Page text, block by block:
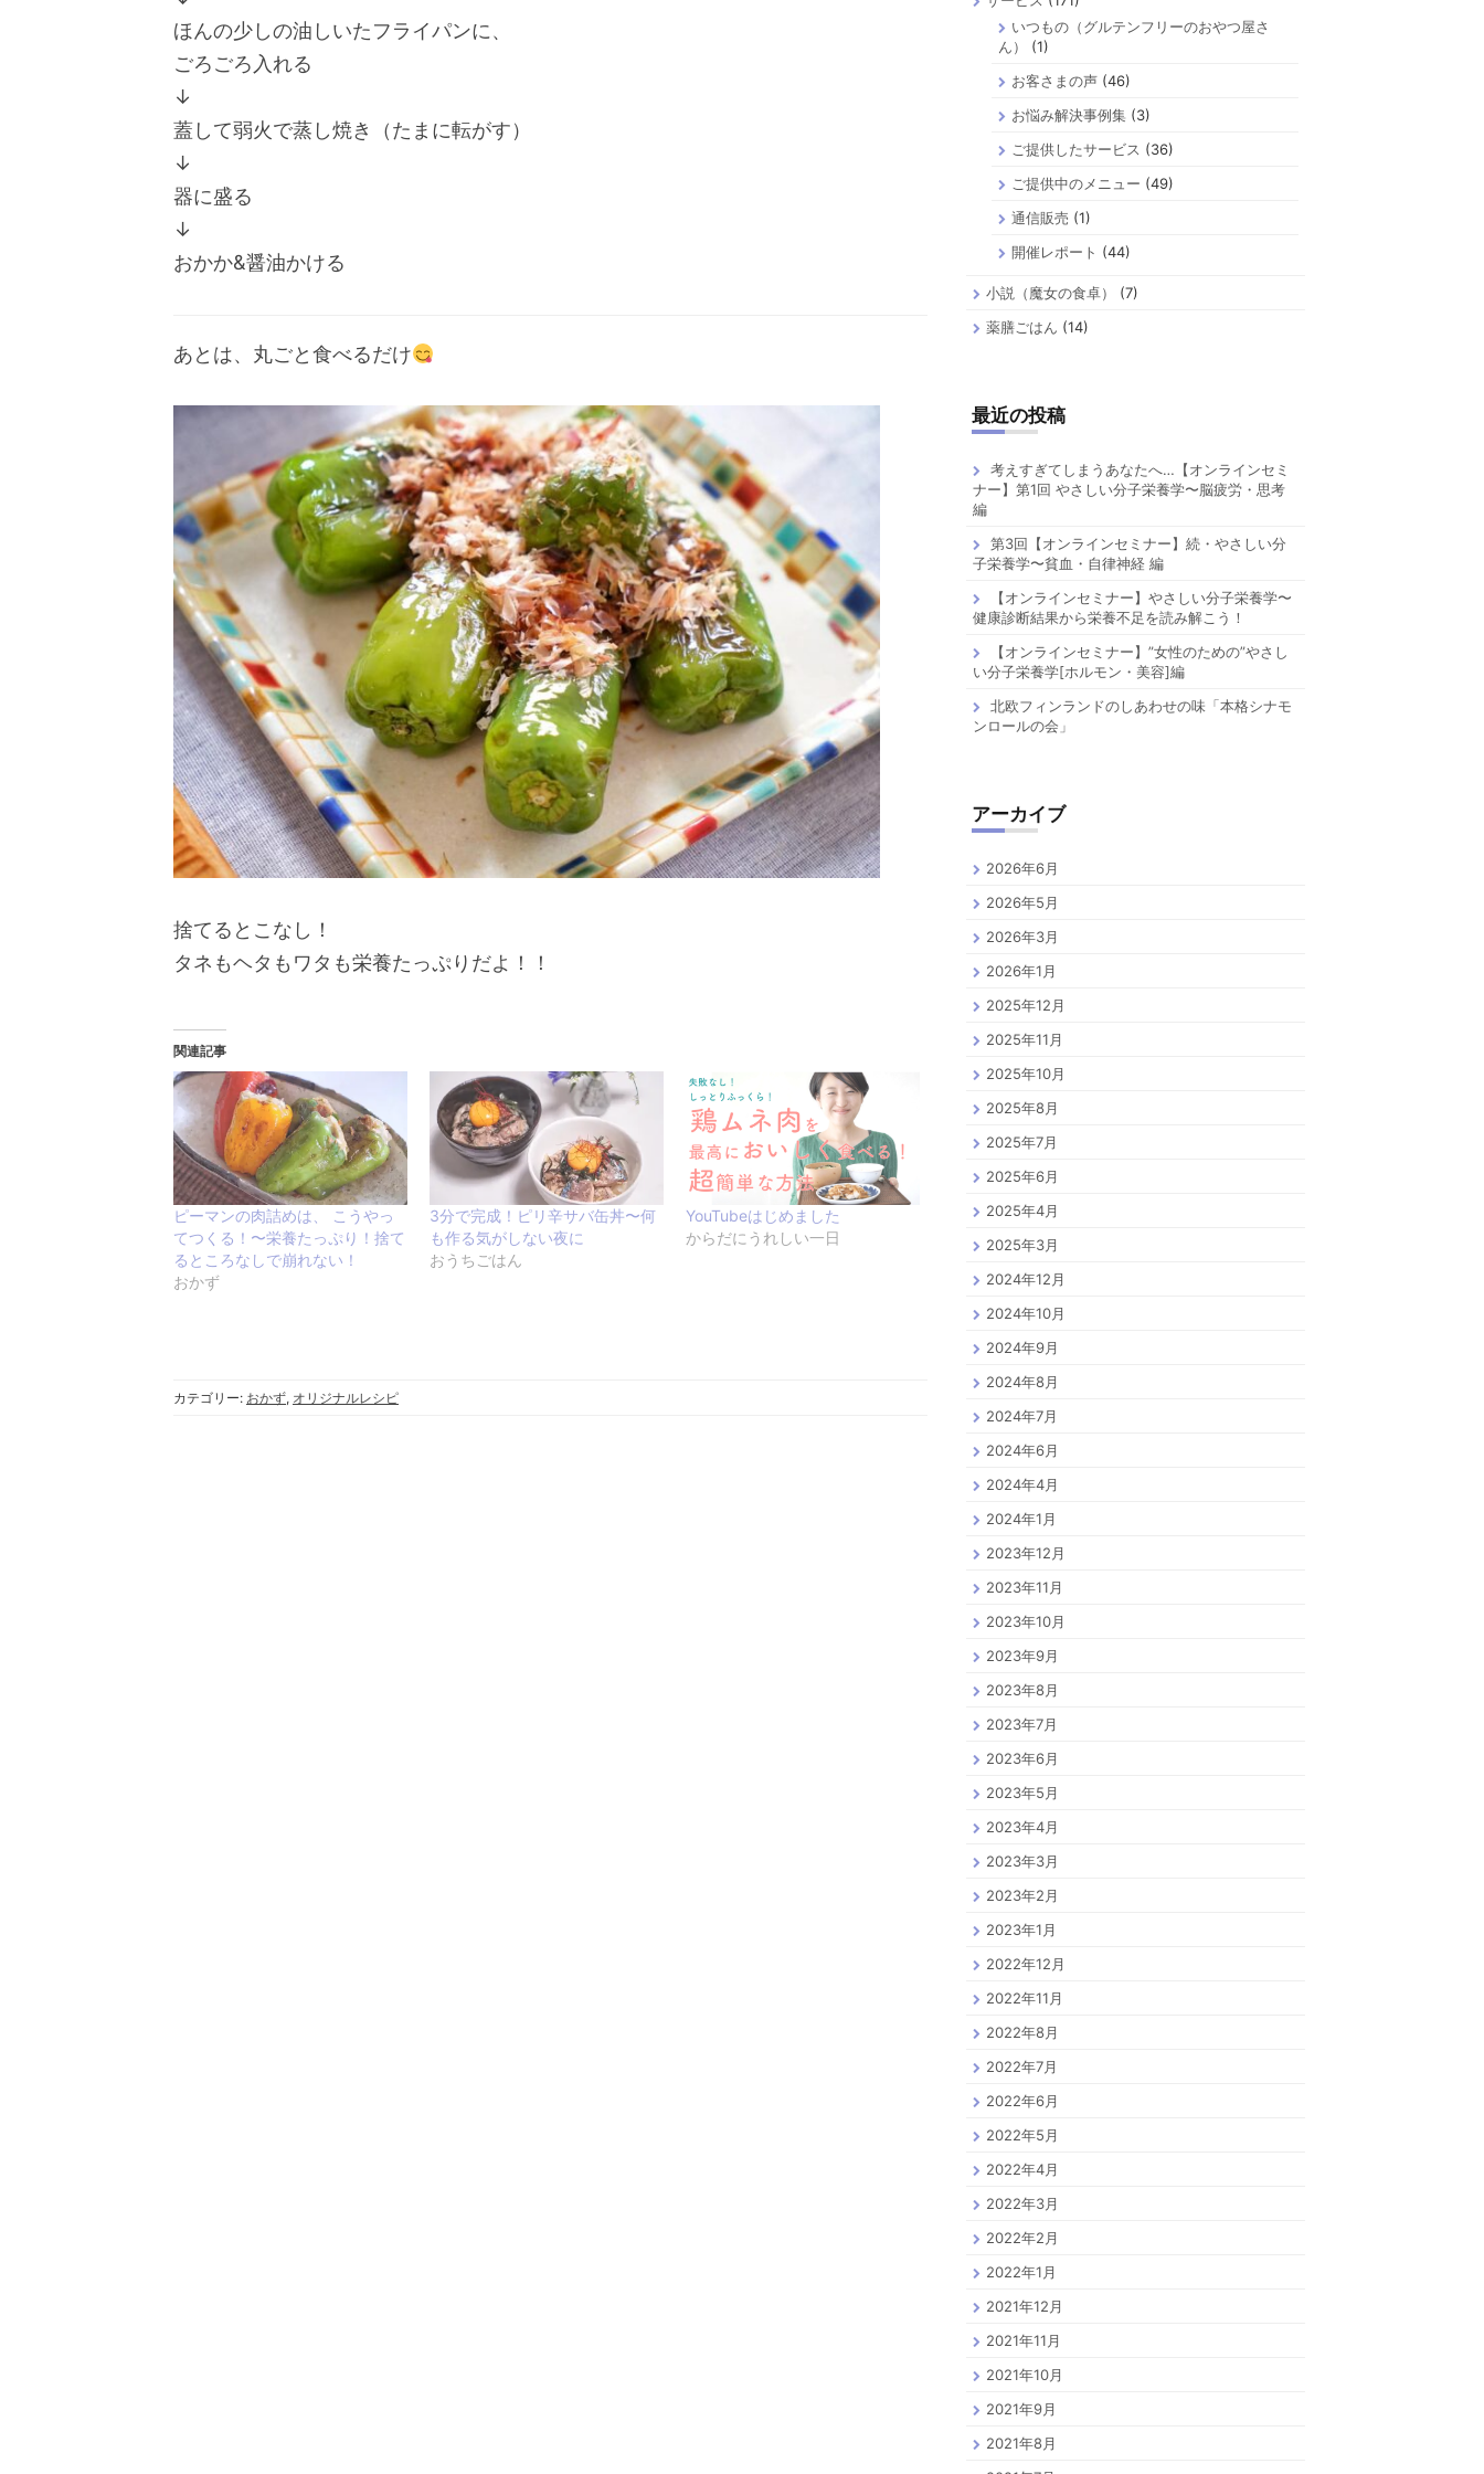
ほんの少しの油しいたフライパンに、
ごろごろ入れる
↓
蓋して弱火で蒸し焼き（たまに転がす）
↓
器に盛る
↓
おかか&醤油かける
あとは、丸ごと食べるだけ
捨てるとこなし！
タネもヘタもワタも栄養たっぷりだよ！！
関連記事
ピーマンの肉詰めは、 こうやっ
てつくる！〜栄養たっぷり！捨て
るところなしで崩れない！
おかず
3分で完成！ピリ辛サバ缶丼〜何
も作る気がしない夜に
おうちごはん
YouTubeはじめました
からだにうれしい一日
カテゴリー: おかず, オリジナルレシピ
いつもの（グルテンフリーのおやつ屋さ
ん）
(1)
お客さまの声(46)
お悩み解決事例集 (3)
ご提供したサービス (36)
ご提供中のメニュー (49)
通信販売 (1)
開催レポート (44)
小説（魔女の食卓）
(7)
薬膳ごはん (14)
最近の投稿
考えすぎてしまうあなたへ…【オンラインセミ
ナー】第1回 やさしい分子栄養学〜脳疲労・思考
編
第3回【オンラインセミナー】続・やさしい分
子栄養学〜貧血・自律神経 編
【オンラインセミナー】やさしい分子栄養学〜
健康診断結果から栄養不足を読み解こう！
【オンラインセミナー】”女性のための”やさし
い分子栄養学[ホルモン・美容]編
北欧フィンランドのしあわせの味「本格シナモ
ンロールの会」
アーカイブ
2026年6月
2026年5月
2026年3月
2026年1月
2025年12月
2025年11月
2025年10月
2025年8月
2025年7月
2025年6月
2025年4月
2025年3月
2024年12月
2024年10月
2024年9月
2024年8月
2024年7月
2024年6月
2024年4月
2024年1月
2023年12月
2023年11月
2023年10月
2023年9月
2023年8月
2023年7月
2023年6月
2023年5月
2023年4月
2023年3月
2023年2月
2023年1月
2022年12月
2022年11月
2022年8月
2022年7月
2022年6月
2022年5月
2022年4月
2022年3月
2022年2月
2022年1月
2021年12月
2021年11月
2021年10月
2021年9月
2021年8月